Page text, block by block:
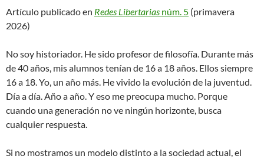
Artículo publicado en Redes Libertarias núm. 5 (primavera
2026)
No soy historiador. He sido profesor de filosofía. Durante más
de 40 años, mis alumnos tenían de 16 a 18 años. Ellos siempre
16 a 18. Yo, un año más. He vivido la evolución de la juventud.
Día a día. Año a año. Y eso me preocupa mucho. Porque
cuando una generación no ve ningún horizonte, busca
cualquier respuesta.
Si no mostramos un modelo distinto a la sociedad actual, el